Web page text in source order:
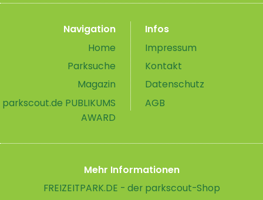
Navigation
Home
Parksuche
Magazin
parkscout.de PUBLIKUMS
AWARD
Infos
Impressum
Kontakt
Datenschutz
AGB
Mehr Informationen
FREIZEITPARK.DE - der parkscout-Shop